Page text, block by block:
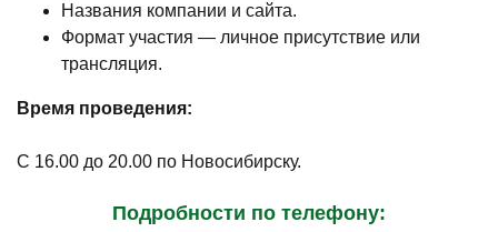
Названия компании и сайта.
Формат участия — личное присутствие или
трансляция.
Время проведения:
С 16.00 до 20.00 по Новосибирску.
Подробности по телефону: